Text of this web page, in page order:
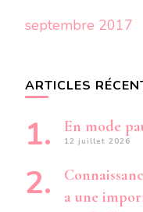
septembre 2017
ARTICLES
En mode
12 juillet 2026
a une